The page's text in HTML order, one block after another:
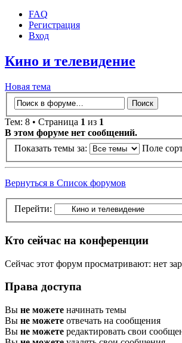
FAQ
Регистрация
Вход
Кино и телевидение
Новая тема
Тем: 8 • Страница 1 из 1
В этом форуме нет сообщений.
Показать темы за:
Поле
Вернуться в Список форумов
Перейти:
Кто сейчас на конференции
Сейчас этот форум просматривают: нет
Права доступа
Вы не можете начинать темы
Вы не можете отвечать на сообщения
Вы не можете редактировать свои